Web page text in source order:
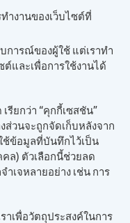
ำงานของเว็บไซต์ที่
การณ์ของผู้ใช้ แต่เราทำ
และเพื่อการใช้งานได้
รียกว่า “คุกกี้เซสชัน”
ส่วนจะถูกจัดเก็บหลังจาก
ข้อมูลที่บันทึกไว้เป็น
ล) ตัวเลือกนี้ช่วยลด
เจหลายอย่าง เช่น การ
าเพื่อวัตถุประสงค์ในการ